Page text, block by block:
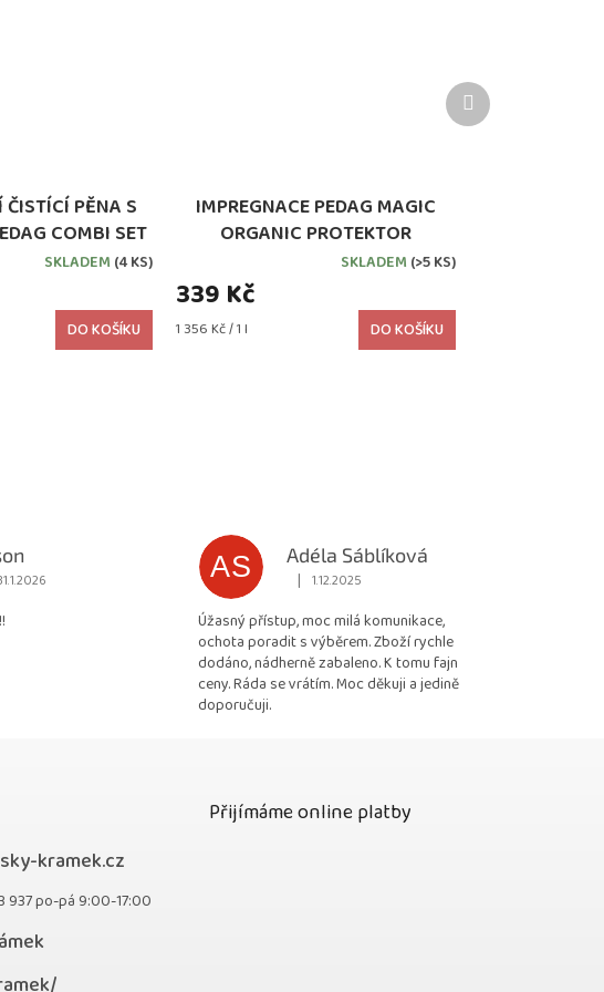
PĚNA S
COMBI SET
SKLADEM (4 KS)
DO KOŠÍKU
IMPREGNACE PEDAG MAGIC
ORGANIC PROTEKTOR
SKLADEM (>5 KS)
339 Kč
Měrná
1 356 Kč / 1 l DO KOŠÍKU
Další
produkt
obchodu je 5 z 5 hvězdiček.
AS
Adéla Sáblíková
Hodnocení obchodu je 5 z 5 hvězdiček.
| 1.12.2025
Úžasný přístup, moc milá komunikace,
ochota poradit s výběrem. Zboží rychle
dodáno, nádherně zabaleno. K tomu fajn
ceny. Ráda se vrátím. Moc děkuji a jedině
doporučuji.
kramek.cz
937 po-pá 9:00-17:00
Přijímáme online platby